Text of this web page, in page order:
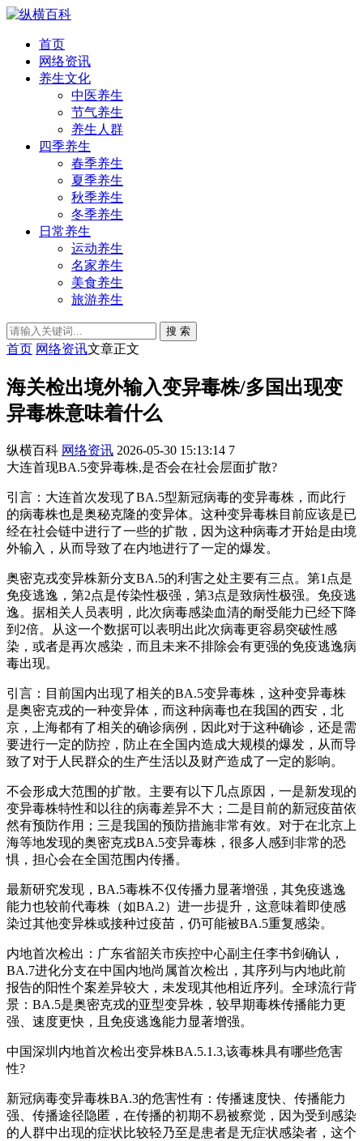
首页
网络资讯
养生文化
中医养生
节气养生
养生人群
四季养生
春季养生
夏季养生
秋季养生
冬季养生
日常养生
运动养生
名家养生
美食养生
旅游养生
搜 索
首页 网络资讯文章正文
海关检出境外输入变异毒株/多国出现变
异毒株意味着什么
纵横百科 网络资讯 2026-05-30 15:13:14 7
大连首现BA.5变异毒株,是否会在社会层面扩散?
引言：大连首次发现了BA.5型新冠病毒的变异毒株，而此行
的病毒株也是奥秘克隆的变异体。这种变异毒株目前应该是已
经在社会链中进行了一些的扩散，因为这种病毒才开始是由境
外输入，从而导致了在内地进行了一定的爆发。
奥密克戎变异株新分支BA.5的利害之处主要有三点。第1点是
免疫逃逸，第2点是传染性极强，第3点是致病性极强。免疫逃
逸。据相关人员表明，此次病毒感染血清的耐受能力已经下降
到2倍。从这一个数据可以表明出此次病毒更容易突破性感
染，或者是再次感染，而且未来不排除会有更强的免疫逃逸病
毒出现。
引言：目前国内出现了相关的BA.5变异毒株，这种变异毒株
是奥密克戎的一种变异体，而这种病毒也在我国的西安，北
京，上海都有了相关的确诊病例，因此对于这种确诊，还是需
要进行一定的防控，防止在全国内造成大规模的爆发，从而导
致了对于人民群众的生产生活以及财产造成了一定的影响。
不会形成大范围的扩散。主要有以下几点原因，一是新发现的
变异毒株特性和以往的病毒差异不大；二是目前的新冠疫苗依
然有预防作用；三是我国的预防措施非常有效。对于在北京上
海等地发现的奥密克戎BA.5变异毒株，很多人感到非常的恐
惧，担心会在全国范围内传播。
最新研究发现，BA.5毒株不仅传播力显著增强，其免疫逃逸
能力也较前代毒株（如BA.2）进一步提升，这意味着即使感
染过其他变异株或接种过疫苗，仍可能被BA.5重复感染。
内地首次检出：广东省韶关市疾控中心副主任李书剑确认，
BA.7进化分支在中国内地尚属首次检出，其序列与内地此前
报告的阳性个案差异较大，未发现其他相近序列。全球流行背
景：BA.5是奥密克戎的亚型变异株，较早期毒株传播能力更
强、速度更快，且免疫逃逸能力显著增强。
中国深圳内地首次检出变异株BA.5.1.3,该毒株具有哪些危害
性?
新冠病毒变异毒株BA.3的危害性有：传播速度快、传播能力
强、传播途径隐匿，在传播的初期不易被察觉，因为受到感染
的人群中出现的症状比较轻乃至是患者是无症状感染者，这个